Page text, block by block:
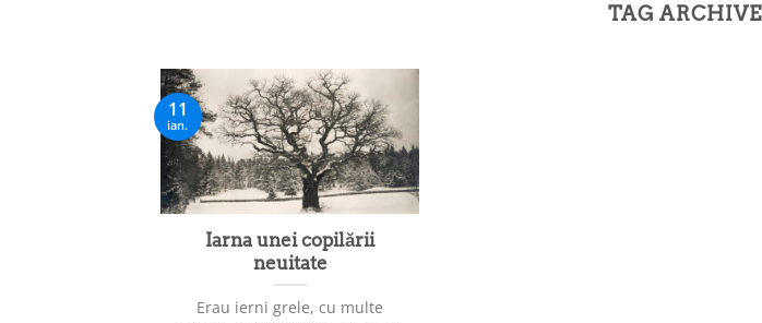
TAG
Iarna unei copilării
neuitate
Erau ierni grele, cu multe
11
ian.